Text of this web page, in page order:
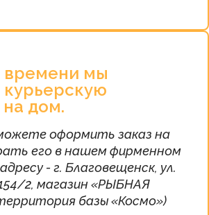
времени мы
курьерскую
на дом.
оформить заказ на
его в нашем фирменном
- г. Благовещенск, ул.
2, магазин «РЫБНАЯ
базы «Космо»)